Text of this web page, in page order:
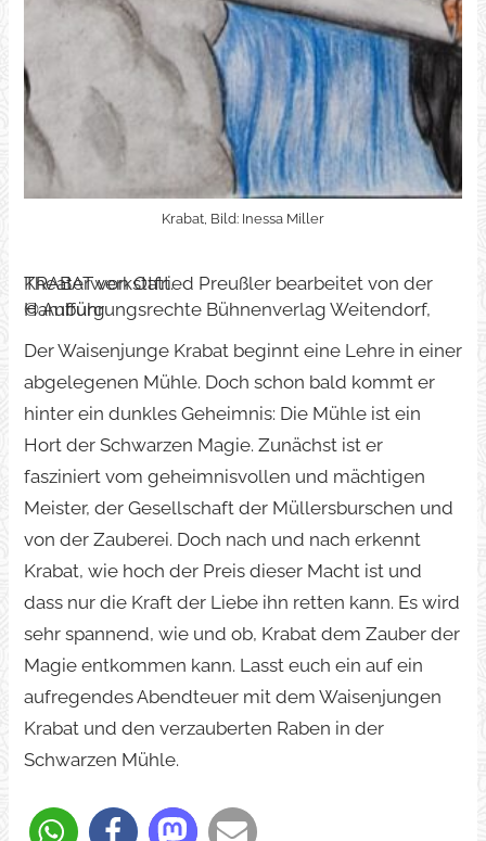
Krabat, Bild: Inessa Miller
KRABAT von Otfried Preußler bearbeitet von der Theaterwerkstatt.
© Aufführungsrechte Bühnenverlag Weitendorf, Hamburg
Der Waisenjunge Krabat beginnt eine Lehre in einer
abgelegenen Mühle. Doch schon bald kommt er
hinter ein dunkles Geheimnis: Die Mühle ist ein
Hort der Schwarzen Magie. Zunächst ist er
fasziniert vom geheimnisvollen und mächtigen
Meister, der Gesellschaft der Müllersburschen und
von der Zauberei. Doch nach und nach erkennt
Krabat, wie hoch der Preis dieser Macht ist und
dass nur die Kraft der Liebe ihn retten kann. Es wird
sehr spannend, wie und ob, Krabat dem Zauber der
Magie entkommen kann. Lasst euch ein auf ein
aufregendes Abendteuer mit dem Waisenjungen
Krabat und den verzauberten Raben in der
Schwarzen Mühle.